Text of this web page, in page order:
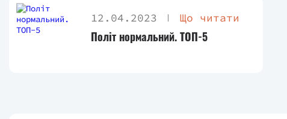
12.04.2023 Що читати
Політ нормальний. ТОП-5